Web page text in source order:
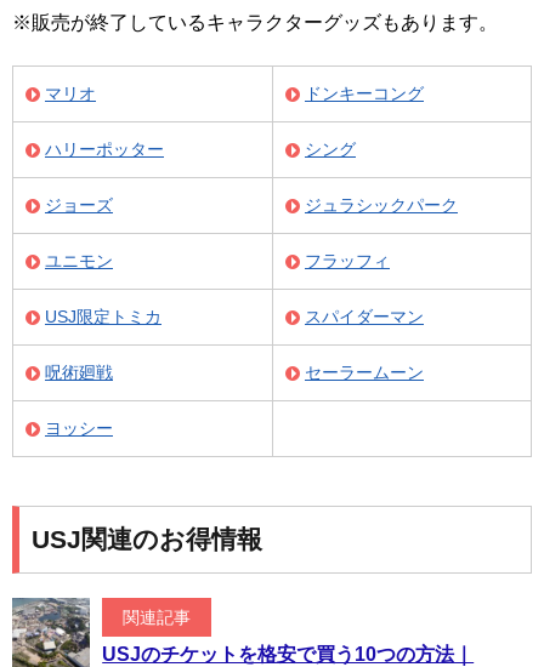
※販売が終了しているキャラクターグッズもあります。
マリオ ドンキーコング
ハリーポッター シング
ジョーズ ジュラシックパーク
ユニモン フラッフィ
USJ限定トミカ スパイダーマン
呪術廻戦 セーラームーン
ヨッシー
USJ関連のお得情報
関連記事
USJのチケットを格安で買う10つの方法｜